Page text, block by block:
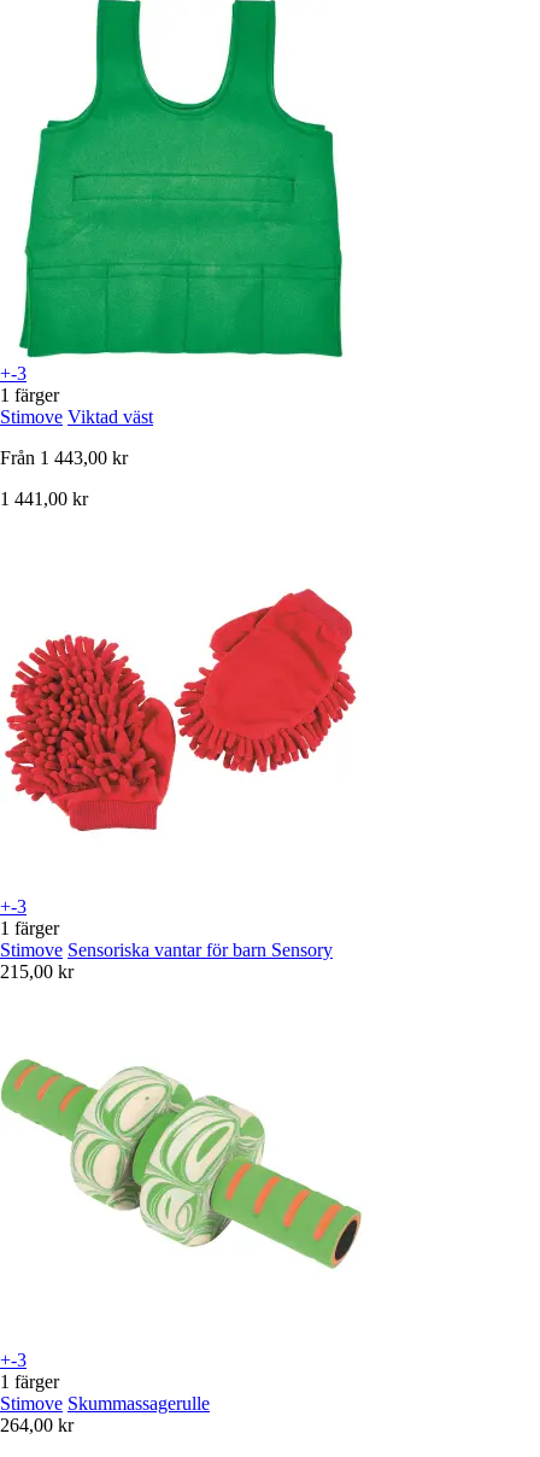
+-3
1 färger
Stimove Viktad väst
Från 1 443,00 kr
1 441,00 kr
+-3
1 färger
Stimove Sensoriska vantar för barn Sensory
215,00 kr
+-3
1 färger
Stimove Skummassagerulle
264,00 kr